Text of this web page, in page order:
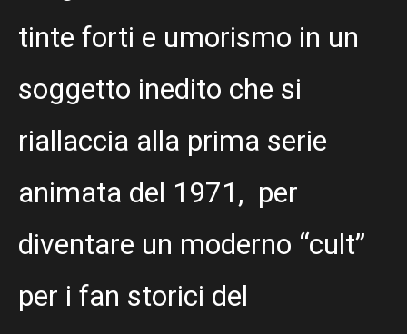
tinte forti e umorismo in un
soggetto inedito che si
riallaccia alla prima serie
animata del 1971, per
diventare un moderno “cult”
per i fan storici del